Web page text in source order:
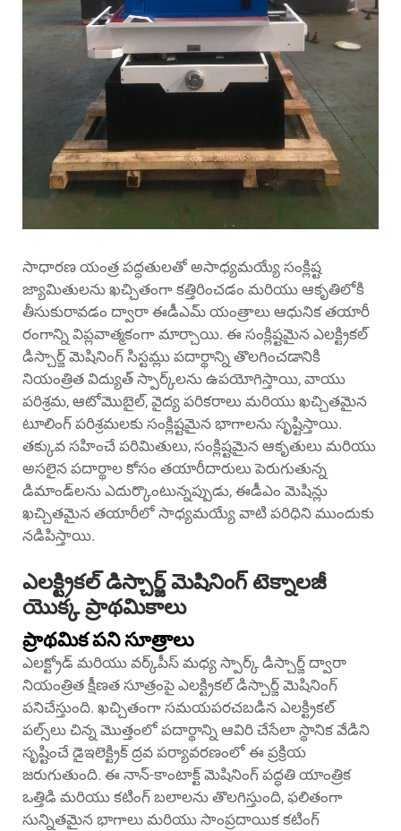
సాధారణ యంత్ర పద్ధతులతో అసాధ్యమయ్యే సంక్లిష్ట
జ్యామితులను ఖచ్చితంగా కత్తిరించడం మరియు ఆకృతిలోకి
తీసుకురావడం ద్వారా ఈడీఎమ్ యంత్రాలు ఆధునిక తయారీ
రంగాన్ని విప్లవాత్మకంగా మార్చాయి. ఈ సంక్లిష్టమైన ఎలక్ట్రికల్
డిస్చార్జ్ మెషినింగ్ సిస్టమ్లు పదార్థాన్ని తొలగించడానికి
నియంత్రిత విద్యుత్ స్పార్క్‌లను ఉపయోగిస్తాయి, వాయు
పరిశ్రమ, ఆటోమొబైల్, వైద్య పరికరాలు మరియు ఖచ్చితమైన
టూలింగ్ పరిశ్రమలకు సంక్లిష్టమైన భాగాలను సృష్టిస్తాయి.
తక్కువ సహించే పరిమితులు, సంక్లిష్టమైన ఆకృతులు మరియు
అసలైన పదార్థాల కోసం తయారీదారులు పెరుగుతున్న
డిమాండ్‌లను ఎదుర్కొంటున్నప్పుడు, ఈడీఎం మెషిన్లు
ఖచ్చితమైన తయారీలో సాధ్యమయ్యే వాటి పరిధిని ముందుకు
నడిపిస్తాయి.
ఎలక్ట్రికల్ డిస్చార్జ్ మెషినింగ్ టెక్నాలజీ
యొక్క ప్రాథమికాలు
ప్రాథమిక పని సూత్రాలు
ఎలక్ట్రోడ్ మరియు వర్క్‌పీస్ మధ్య స్పార్క్ డిస్చార్జ్ ద్వారా
నియంత్రిత క్షీణత సూత్రంపై ఎలక్ట్రికల్ డిస్చార్జ్ మెషినింగ్
పనిచేస్తుంది. ఖచ్చితంగా సమయపరచబడిన ఎలక్ట్రికల్
పల్స్‌లు చిన్న మొత్తంలో పదార్థాన్ని ఆవిరి చేసేలా స్థానిక వేడిని
సృష్టించే డైఇలెక్ట్రిక్ ద్రవ పర్యావరణంలో ఈ ప్రక్రియ
జరుగుతుంది. ఈ నాన్-కాంటాక్ట్ మెషినింగ్ పద్ధతి యాంత్రిక
ఒత్తిడి మరియు కటింగ్ బలాలను తొలగిస్తుంది, ఫలితంగా
సున్నితమైన భాగాలు మరియు సాంప్రదాయిక కటింగ్